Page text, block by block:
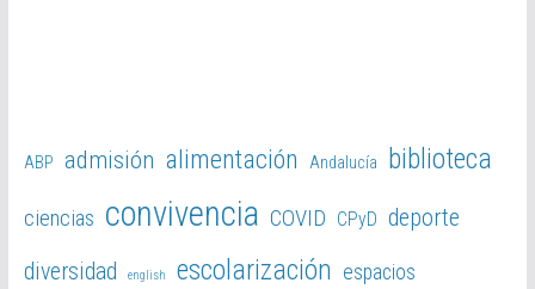
ABP admisión alimentación Andalucía biblioteca
ciencias convivencia COVID CPyD deporte
diversidad english escolarización espacios